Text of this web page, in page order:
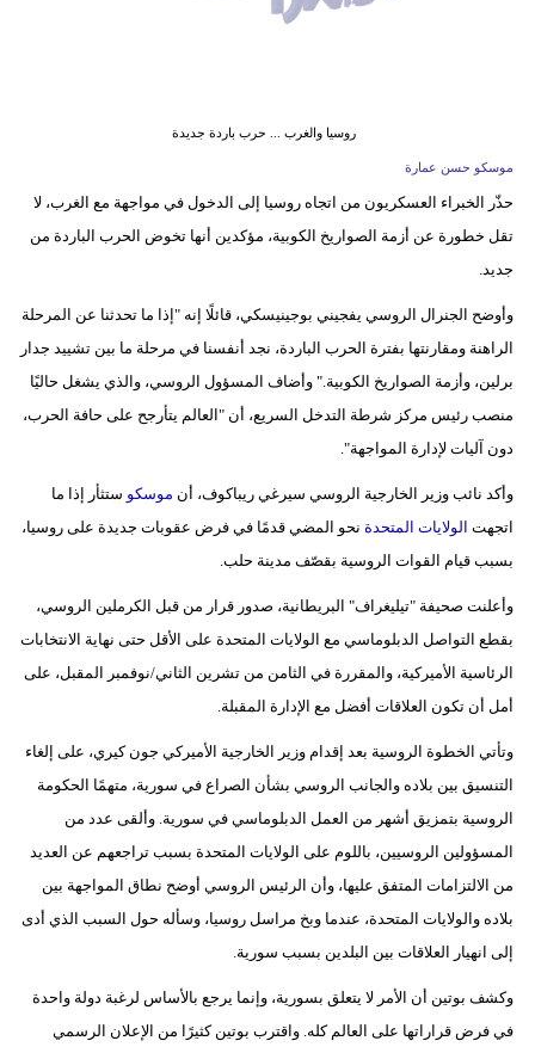
علوم
وتكنولوجيا
مدوَّنات
سيارات
روسيا والغرب ... حرب باردة جديدة
موسكو حسن عمارة
حذّر الخبراء العسكريون من اتجاه روسيا إلى الدخول في مواجهة مع الغرب، لا
تقل خطورة عن أزمة الصواريخ الكوبية، مؤكدين أنها تخوض الحرب الباردة من
جديد.
وأوضح الجنرال الروسي يفجيني بوجينيسكي، قائلًا إنه "إذا ما تحدثنا عن المرحلة
الراهنة ومقارنتها بفترة الحرب الباردة، نجد أنفسنا في مرحلة ما بين تشييد جدار
برلين، وأزمة الصواريخ الكوبية." وأضاف المسؤول الروسي، والذي يشغل حاليًا
منصب رئيس مركز شرطة التدخل السريع، أن "العالم يتأرجح على حافة الحرب،
دون آليات لإدارة المواجهة".
وأكد نائب وزير الخارجية الروسي سيرغي ريباكوف، أن موسكو ستثأر إذا ما
اتجهت الولايات المتحدة نحو المضي قدمًا في فرض عقوبات جديدة على روسيا،
بسبب قيام القوات الروسية بقصّف مدينة حلب.
وأعلنت صحيفة "تيليغراف" البريطانية، صدور قرار من قبل الكرملين الروسي،
بقطع التواصل الدبلوماسي مع الولايات المتحدة على الأقل حتى نهاية الانتخابات
الرئاسية الأميركية، والمقررة في الثامن من تشرين الثاني/نوفمبر المقبل، على
أمل أن تكون العلاقات أفضل مع الإدارة المقبلة.
وتأتي الخطوة الروسية بعد إقدام وزير الخارجية الأميركي جون كيري، على إلغاء
التنسيق بين بلاده والجانب الروسي بشأن الصراع في سورية، متهمًا الحكومة
الروسية بتمزيق أشهر من العمل الدبلوماسي في سورية. وألقى عدد من
المسؤولين الروسيين، باللوم على الولايات المتحدة بسبب تراجعهم عن العديد
من الالتزامات المتفق عليها، وأن الرئيس الروسي أوضح نطاق المواجهة بين
بلاده والولايات المتحدة، عندما وبخ مراسل روسيا، وسأله حول السبب الذي أدى
إلى انهيار العلاقات بين البلدين بسبب سورية.
وكشف بوتين أن الأمر لا يتعلق بسورية، وإنما يرجع بالأساس لرغبة دولة واحدة
في فرض قراراتها على العالم كله. واقترب بوتين كثيرًا من الإعلان الرسمي